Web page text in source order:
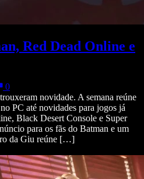
Red Dead Online e
0
novidade. A semana reúne
PC até novidades para jogos já
Black Desert Console e Super
para os fãs do Batman e um
da Giu reúne […]